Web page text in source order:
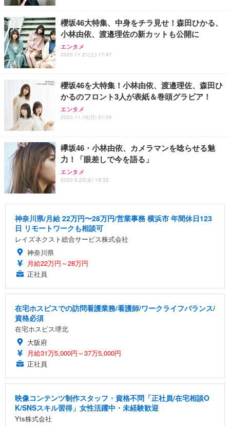
櫻坂46大特集、中身をチラ見せ！森田ひかる、
小林由依、渡邉理佐の新カットも公開に
エンタメ
2020.11.21(土) 17:47
櫻坂46を大特集！小林由依、渡邉理佐、森田ひ
かるのフロント3人が表紙＆巻頭グラビア！
エンタメ
2020.11.16(月) 21:04
欅坂46・小林由依、カメラマンを唸らせる魅
力！「眼差しで今を語る」
エンタメ
2020.9.25(金) 18:32
神奈川県/月給 22万円〜28万円/営業事務 横浜市 年間休日123
日 リモートワークも相談可
レイズネクスト総合サービス株式会社
神奈川県
月給22万円～28万円
正社員
在宅ホスピスでの訪問看護業務/看護師/ワークライフバランス/
資格必須
在宅ホスピス堺北
大阪府
月給31万5,000円～37万5,000円
正社員
映像コンテンツ制作スタッフ・資格不問「正社員/在宅相談O
K/SNSスキル習得」女性活躍中・未経験歓迎
Yts株式会社